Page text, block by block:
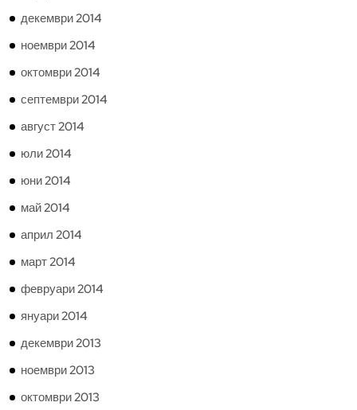
декември 2014
ноември 2014
октомври 2014
септември 2014
август 2014
юли 2014
юни 2014
май 2014
април 2014
март 2014
февруари 2014
януари 2014
декември 2013
ноември 2013
октомври 2013